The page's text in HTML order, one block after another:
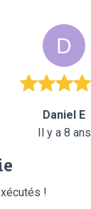
Daniel E
Il y a 8 ans
!